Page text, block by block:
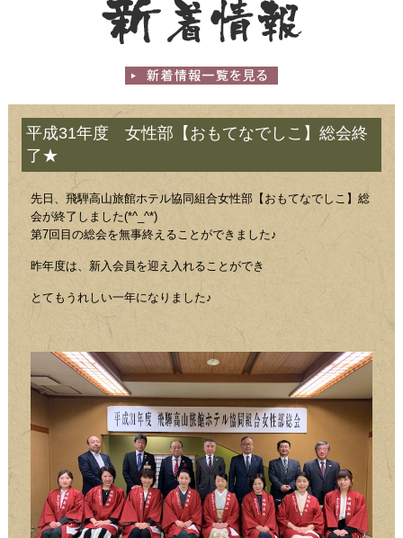
平成31年度 女性部【おもてなでしこ】総会終
了★
先日、飛騨高山旅館ホテル協同組合女性部【おもてなでしこ】総
会が終了しました(*^_^*)
第7回目の総会を無事終えることができました♪
昨年度は、新入会員を迎え入れることができ
とてもうれしい一年になりました♪